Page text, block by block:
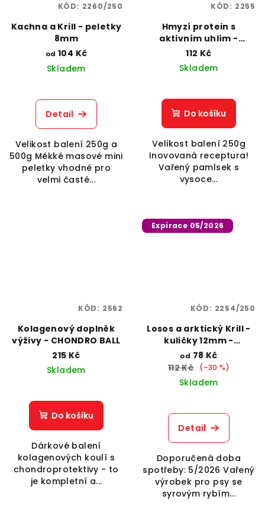
Kachna a Krill - peletky
8mm
od 104 Kč
Skladem
Detail
Velikost balení 250g a
500g Měkké masové mini
peletky vhodné pro
velmi časté...
KÓD: 2260/250
Hmyzí protein s
aktivním uhlím -
kuličky 12mm
112 Kč
Skladem
Do košíku
Velikost balení 250g
Inovovaná receptura!
Vařený pamlsek s
vysoce...
KÓD: 2255
Kolagenový doplněk
výživy - CHONDRO BALL
215 Kč
Skladem
Do košíku
Dárkové balení
kolagenových koulí s
chondroprotektivy - to
je kompletní a...
KÓD: 2562
Expirace 05/2026
Losos a arktický Krill -
kuličky 12mm -
expirace
od 78 Kč
112 Kč
(–30 %)
Skladem
Detail
Doporučená doba
spotřeby: 5/2026 Vařený
výrobek pro psy se
syrovým rybím...
KÓD: 2254/250